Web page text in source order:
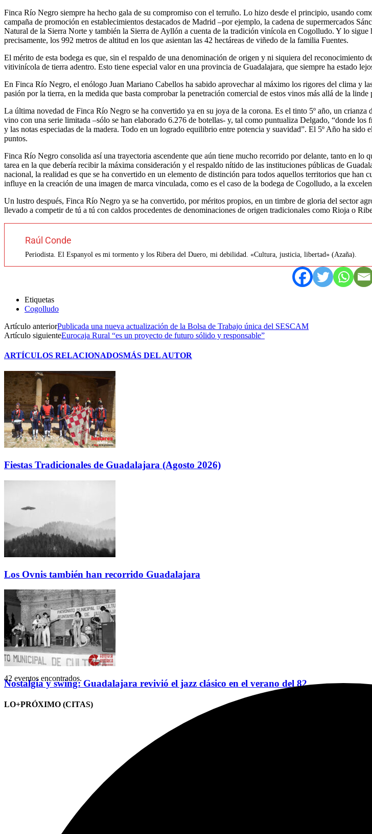
Finca Río Negro siempre ha hecho gala de su compromiso con el terruño. Lo hizo desde el principio, usando
campaña de promoción en establecimientos destacados de Madrid –por ejemplo, la cadena de supermercados
Natural de la Sierra Norte y también la Sierra de Ayllón a cuenta de la tradición vinícola en Cogolludo. Y lo
precisamente, los 992 metros de altitud en los que asientan las 42 hectáreas de viñedo de la familia Fuentes.
El mérito de esta bodega es que, sin el respaldo de una denominación de origen y ni siquiera del reconocimiento
vitivinícola de tierra adentro. Esto tiene especial valor en una provincia de Guadalajara, que siempre ha estado
En Finca Río Negro, el enólogo Juan Mariano Cabellos ha sabido aprovechar al máximo los rigores del clima y
pasión por la tierra, en la medida que basta comprobar la penetración comercial de estos vinos más allá de la linde
La última novedad de Finca Río Negro se ha convertido ya en su joya de la corona. Es el tinto 5º año, un
vino con una serie limitada –sólo se han elaborado 6.276 de botellas- y, tal como puntualiza Delgado, “donde
y las notas especiadas de la madera. Todo en un logrado equilibrio entre potencia y suavidad”. El 5º Año ha
puntos.
Finca Río Negro consolida así una trayectoria ascendente que aún tiene mucho recorrido por delante, tanto en lo
tarea en la que debería recibir la máxima consideración y el respaldo nítido de las instituciones públicas de
nacional, la realidad es que se ha convertido en un elemento de distinción para todos aquellos territorios que
influye en la creación de una imagen de marca vinculada, como es el caso de la bodega de Cogolludo, a la
Un lustro después, Finca Río Negro ya se ha convertido, por méritos propios, en un timbre de gloria del sector
llevado a competir de tú a tú con caldos procedentes de denominaciones de origen tradicionales como Rioja o
Raúl Conde
Periodista. El Espanyol es mi tormento y los Ribera del Duero, mi debilidad. «Cultura, justicia, libertad» (Azaña).
Etiquetas
Cogolludo
Artículo anteriorPublicada una nueva actualización de la Bolsa de Trabajo única del SESCAM
Artículo siguienteEurocaja Rural “es un proyecto de futuro sólido y responsable”
ARTÍCULOS RELACIONADOSMÁS DEL AUTOR
Fiestas Tradicionales de Guadalajara (Agosto 2026)
Los Ovnis también han recorrido Guadalajara
Nostalgia y swing: Guadalajara revivió el jazz clásico en el verano del 82
LO+PRÓXIMO (CITAS)
42 eventos encontrados.